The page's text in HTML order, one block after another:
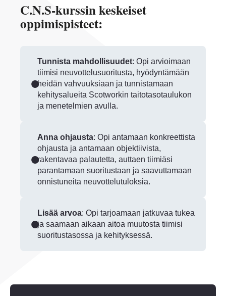
C.N.S-kurssin keskeiset
oppimispisteet:
Tunnista mahdollisuudet: Opi arvioimaan
tiimisi neuvottelusuoritusta, hyödyntämään
heidän vahvuuksiaan ja tunnistamaan
kehitysalueita Scotworkin taitotasotaulukon
ja menetelmien avulla.
Anna ohjausta: Opi antamaan konkreettista
ohjausta ja antamaan objektiivista,
rakentavaa palautetta, auttaen tiimiäsi
parantamaan suoritustaan ​​ja saavuttamaan
onnistuneita neuvottelutuloksia.
Lisää arvoa: Opi tarjoamaan jatkuvaa tukea
ja saamaan aikaan aitoa muutosta tiimisi
suoritustasossa ja kehityksessä.